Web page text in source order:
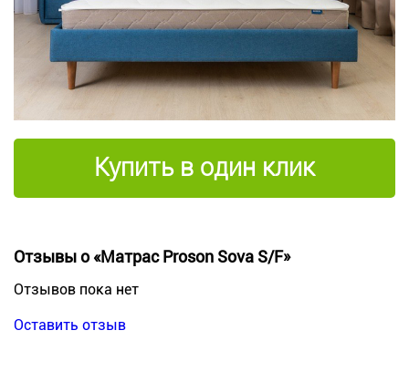
Купить в один клик
Отзывы о «Матрас Proson Sova S/F»
Отзывов пока нет
Оставить отзыв